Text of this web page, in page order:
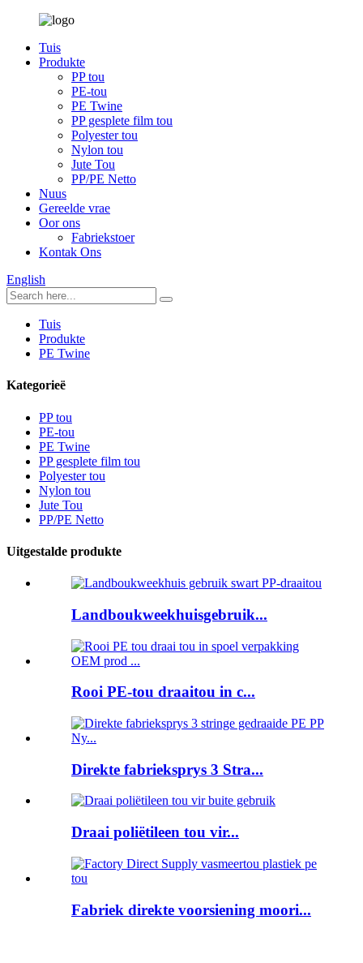
Tuis
Produkte
PP tou
PE-tou
PE Twine
PP gesplete film tou
Polyester tou
Nylon tou
Jute Tou
PP/PE Netto
Nuus
Gereelde vrae
Oor ons
Fabriekstoer
Kontak Ons
English
Tuis
Produkte
PE Twine
Kategorieë
PP tou
PE-tou
PE Twine
PP gesplete film tou
Polyester tou
Nylon tou
Jute Tou
PP/PE Netto
Uitgestalde produkte
Landboukweekhuisgebruik...
Rooi PE-tou draaitou in c...
Direkte fabrieksprys 3 Stra...
Draai poliëtileen tou vir...
Fabriek direkte voorsiening moori...